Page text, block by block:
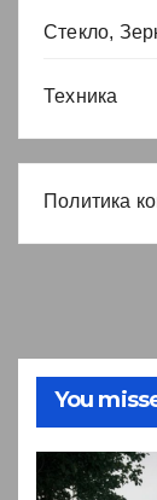
Стекло,
Техника
Политика
You